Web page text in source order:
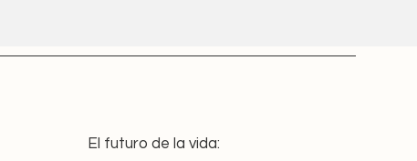
El futuro de la vida: